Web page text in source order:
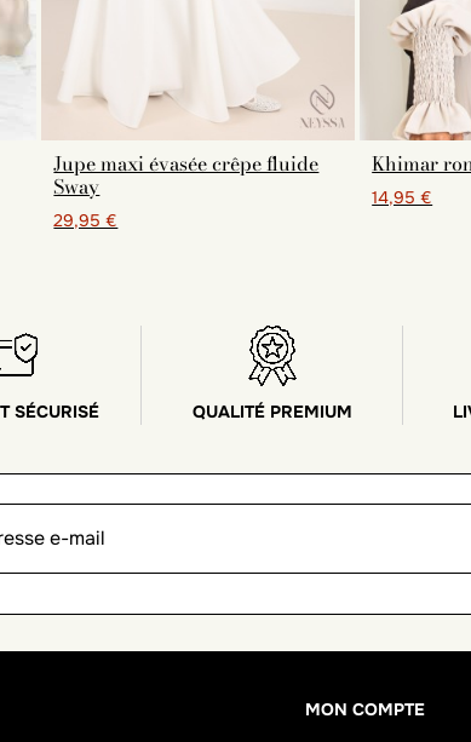
Jupe maxi évasée crêpe fluide
Sway
29,95 €
Khimar
14,95 €
SÉCURISÉ QUALITÉ PREMIUM
MON COMPTE